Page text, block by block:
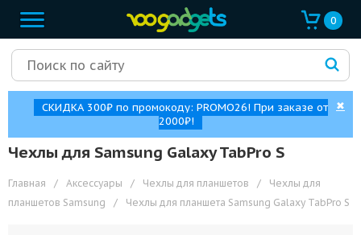
0
СКИДКА 300₽ по промокоду: PROMO26! При заказе от
2000₽!
✖
Чехлы для Samsung Galaxy TabPro S
Главная / Аксессуары / Чехлы для планшетов /
Чехлы для
планшетов Samsung
/ Чехлы для планшета Samsung Galaxy TabPro S